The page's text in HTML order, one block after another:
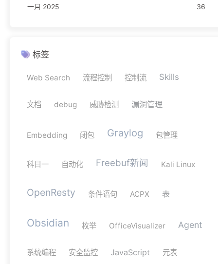
网络安全 11
科目一
一月 2025 36
标签
Web Search 流程控制 控制流 Skills
文档 debug 威胁检测 漏洞管理
Embedding 闭包 Graylog 包管理
科目一 自动化 Freebuf新闻 Kali Linux
OpenResty 条件语句 ACPX 表
Obsidian 枚举 OfficeVisualizer Agent
系统编程 安全监控 JavaScript 元表